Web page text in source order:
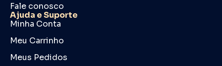
Fale conosco
Ajuda e Suporte
Minha Conta
Meu Carrinho
Meus Pedidos